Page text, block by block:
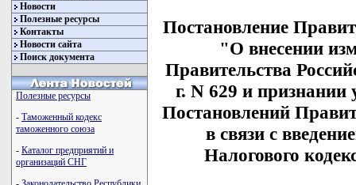
Новости
Полезные ресурсы
Контакты
Новости сайта
Поиск документа
Полезные ресурсы
- Таможенный кодекс
таможенного союза
- Каталог предприятий и
организаций СНГ
Постановление
"О внесении
Правительства
г. N 629 и
Постановлений
в связи с
Налогового